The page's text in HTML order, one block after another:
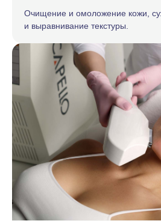
Очищение и омоложение кожи,
и выравнивание текстуры.